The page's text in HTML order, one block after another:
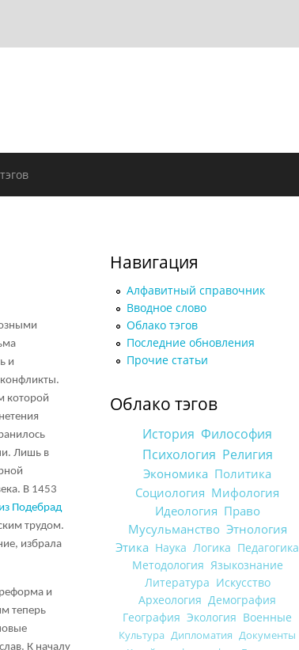
и
которой
Лишь в
В 1453
Подебрад
трудом.
избрала
и
теперь
К началу
Навигация
Алфавитный справочник
Вводное слово
Облако тэгов
Последние обновления
Прочие статьи
Облако тэгов
История Философия
Психология Религия
Экономика Политика
Социология Мифология
Идеология Право
Мусульманство Этнология
Этика Наука Логика Педагогика
Методология Языкознание
Литература Искусство
Археология Демография
География Экология Военные
Культура Дипломатия Документы